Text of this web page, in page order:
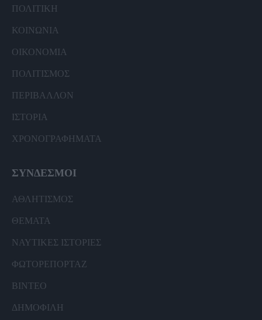
ΠΟΛΙΤΙΚΗ
ΚΟΙΝΩΝΙΑ
ΟΙΚΟΝΟΜΙΑ
ΠΟΛΙΤΙΣΜΟΣ
ΠΕΡΙΒΑΛΛΟΝ
ΙΣΤΟΡΙΑ
ΧΡΟΝΟΓΡΑΦΗΜΑΤΑ
ΣΥΝΔΕΣΜΟΙ
ΑΘΛΗΤΙΣΜΟΣ
ΘΕΜΑΤΑ
ΝΑΥΤΙΚΕΣ ΙΣΤΟΡΙΕΣ
ΦΩΤΟΡΕΠΟΡΤΑΖ
ΒΙΝΤΕΟ
ΔΗΜΟΦΙΛΗ